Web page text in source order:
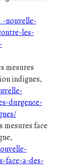
nouvelle-
les-
mesures
indignes,
durgence-
mesures face
face-a-des-